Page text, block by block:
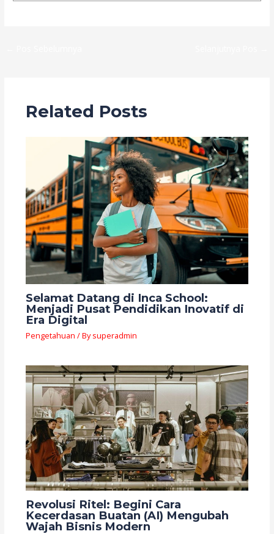
Related Posts
Selamat Datang di Inca School:
Menjadi Pusat Pendidikan Inovatif di
Era Digital
Pengetahuan / Bysuperadmin
Revolusi Ritel: Begini Cara
Kecerdasan Buatan (AI) Mengubah
Wajah Bisnis Modern